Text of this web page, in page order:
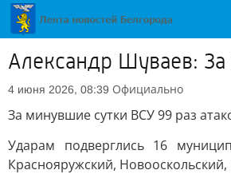
Александр Шуваев: За
4 июня 2026, 08:39 Официально
За минувшие сутки ВСУ 99 раз
Ударам подверглись 16
Краснояружский,